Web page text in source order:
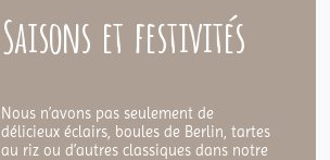
Saisons et festivités
Nous n’avons pas seulement de
délicieux éclairs, boules de Berlin, tartes
au riz ou d’autres classiques dans notre